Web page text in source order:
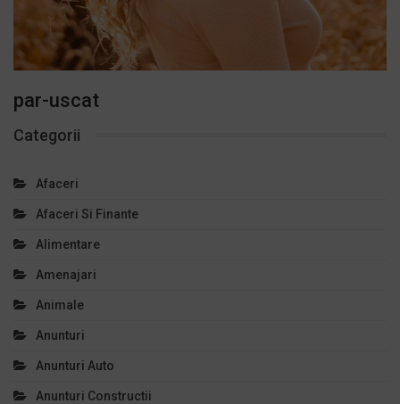
par-uscat
Categorii
Afaceri
Afaceri Si Finante
Alimentare
Amenajari
Animale
Anunturi
Anunturi Auto
Anunturi Constructii